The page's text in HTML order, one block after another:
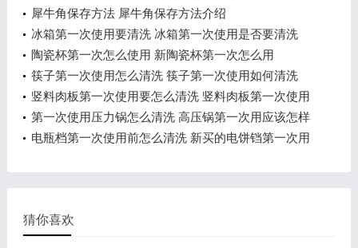
犀牛角保存方法 犀牛角保存方法介绍
冰箱第一次使用要清洗 冰箱第一次使用是否要清洗
陶瓷杯第一次怎么使用 新陶瓷杯第一次怎么用
筷子第一次使用怎么清洗 筷子第一次使用如何清洗
竖料肉板第一次使用要怎么清洗 竖料肉板第一次使用
要如何清洗
第一次使用压力锅怎么清洗 高压锅第一次用应该怎样
清洗
电瓶档第一次使用前怎么清洗 新买的电饼铛第一次用
猜你喜欢